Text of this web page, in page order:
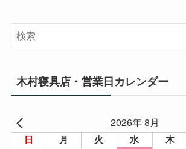
木村寝具店・営業日カレンダー
2026年 8月
日 月 火 水 木